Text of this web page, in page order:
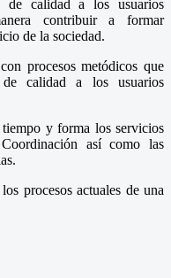
calidad a los usuarios
contribuir a formar
de la sociedad.
procesos metódicos que
calidad a los usuarios
y forma los servicios
así como las
procesos actuales de una